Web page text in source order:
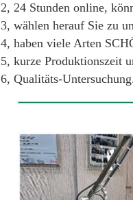
2, 24 Stunden online,
3, wählen herauf Sie zu
4, haben viele Arten
5, kurze Produktionszeit
6, Qualitäts-